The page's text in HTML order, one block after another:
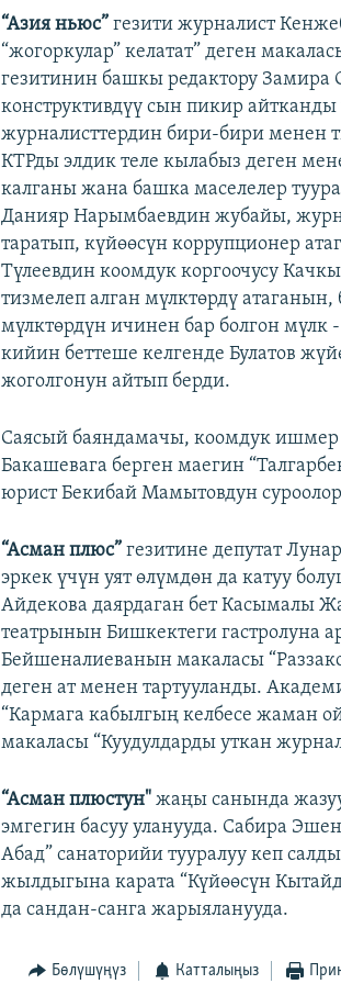
“Азия ньюс” гезити журналист
“жогоркулар” келатат” деген
гезитинин башкы редактору
конструктивдүү сын пикир айтканды
журналисттердин бири-бири менен
КТРды элдик теле кылабыз деген
калганы жана башка маселелер
Данияр Нарымбаевдин жубайы,
таратып, күйөөсүн коррупционер
Түлеевдин коомдук коргоочусу
тизмелеп алган мүлктөрдү
мүлктөрдүн ичинен бар болгон мүлк
кийин беттеше келгенде Булатов
жоголгонун айтып берди.
Саясый баяндамачы, коомдук
Бакашевага берген маегин
юрист Бекибай Мамытовдун
“Асман плюс” гезитине депутат
эркек үчүн уят өлүмдөн да катуу
Айдекова даярдаган бет Касымалы
театрынын Бишкектеги гастролуна
Бейшеналиеванын макаласы
деген ат менен тартууланды.
“Кармага кабылгың келбесе жаман
макаласы “Куудулдарды уткан
“Асман плюстун" жаңы санында
эмгегин басуу уланууда. Сабира
Абад” санаторийи тууралуу кеп
жылдыгына карата “Күйөөсүн
да сандан-санга жарыяланууда.
Бөлүшүңүз Катталыңыз